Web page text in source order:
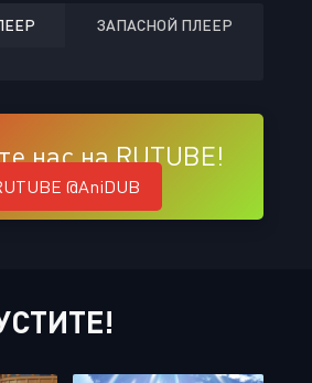
ЗАПАСНОЙ ПЛЕЕР
нас на RUTUBE!
@AniDUB